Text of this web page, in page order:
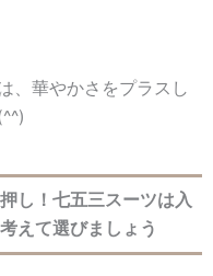
、華やかさをプラスし
し！七五三スーツは入
えて選びましょう